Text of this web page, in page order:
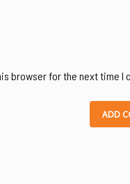
browser for the next time I